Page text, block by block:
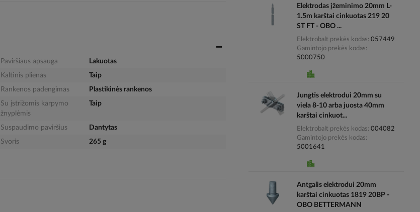
Paviršiaus apsauga
Lakuotas
Kaltinis plienas
Taip
Rankenos padengimas
Plastikinės rankenos
Su įstrižomis karpymo
žnyplėmis
Taip
Suspaudimo paviršius
Dantytas
Svoris
265 g
Elektrodas įžeminimo 20mm L-
1.5m karštai cinkuotas 219 20
ST FT - OBO ...
Elektrobalt prekės kodas 057449
Gamintojo prekės kodas
5000750
Jungtis elektrodui 20mm su
viela 8-10 arba juosta 40mm
karštai cinkuot...
Elektrobalt prekės kodas 004082
Gamintojo prekės kodas
5001641
Antgalis elektrodui 20mm
karštai cinkuotas 1819 20BP -
OBO BETTERMANN